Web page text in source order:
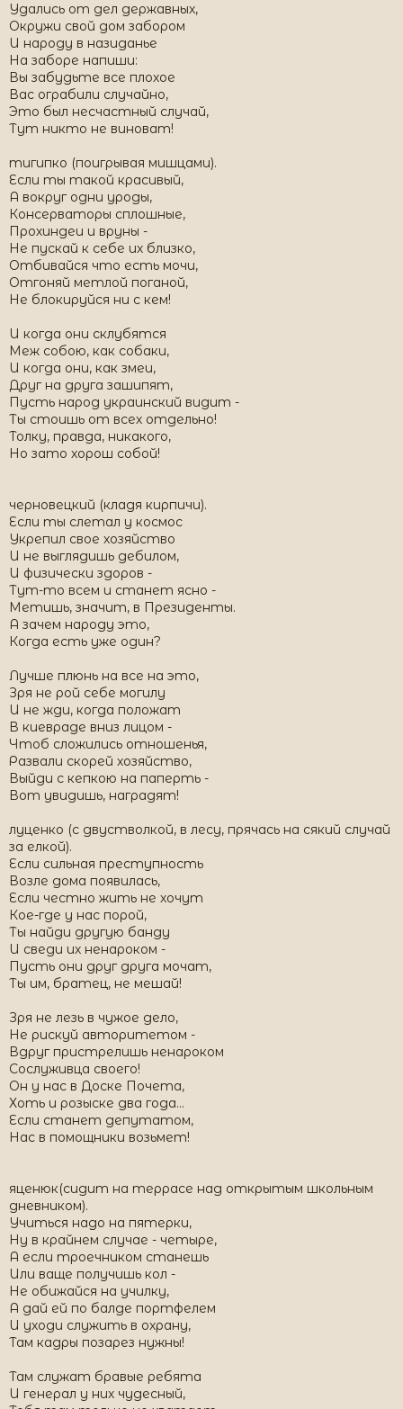
Удались от дел державных,
Окружи свой дом забором
И народу в назиданье
На заборе напиши:
Вы забудьте все плохое
Вас ограбили случайно,
Это был несчастный случай,
Тут никто не виноват!
тигипко (поигрывая мишцами).
Если ты такой красивый,
А вокруг одни уроды,
Консерваторы сплошные,
Прохиндеи и вруны -
Не пускай к себе их близко,
Отбивайся что есть мочи,
Отгоняй метлой поганой,
Не блокируйся ни с кем!
И когда они склубятся
Меж собою, как собаки,
И когда они, как змеи,
Друг на друга зашипят,
Пусть народ украинский видит -
Ты стоишь от всех отдельно!
Толку, правда, никакого,
Но зато хорош собой!
черновецкий (кладя кирпичи).
Если ты слетал у космос
Укрепил свое хозяйство
И не выглядишь дебилом,
И физически здоров -
Тут-то всем и станет ясно -
Метишь, значит, в Президенты.
А зачем народу это,
Когда есть уже один?
Лучше плюнь на все на это,
Зря не рой себе могилу
И не жди, когда положат
В киевраде вниз лицом -
Чтоб сложились отношенья,
Развали скорей хозяйство,
Выйди с кепкою на паперть -
Вот увидишь, наградят!
луценко (с двустволкой, в лесу, прячась на сякий случай
за елкой).
Если сильная преступность
Возле дома появилась,
Если честно жить не хочут
Кое-где у нас порой,
Ты найди другую банду
И сведи их ненароком -
Пусть они друг друга мочат,
Ты им, братец, не мешай!
Зря не лезь в чужое дело,
Не рискуй авторитетом -
Вдруг пристрелишь ненароком
Сослуживца своего!
Он у нас в Доске Почета,
Хоть и розыске два года...
Если станет депутатом,
Нас в помощники возьмет!
яценюк(сидит на террасе над открытым школьным
дневником).
Учиться надо на пятерки,
Ну в крайнем случае - четыре,
А если троечником станешь
Или ваще получишь кол -
Не обижайся на училку,
А дай ей по балде портфелем
И уходи служить в охрану,
Там кадры позарез нужны!
Там служат бравые ребята
И генерал у них чудесный,